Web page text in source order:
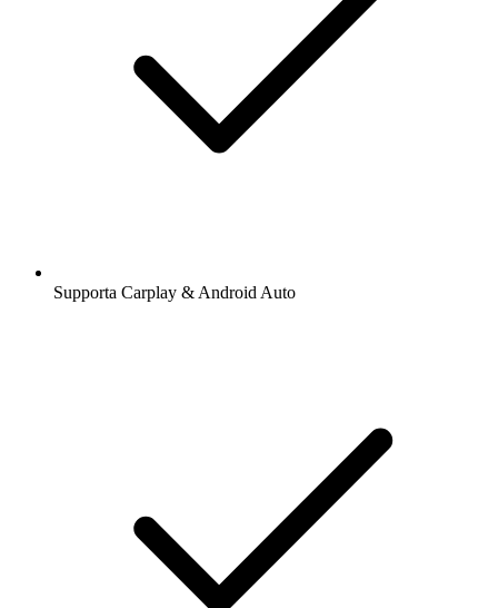
Supporta Carplay & Android Auto